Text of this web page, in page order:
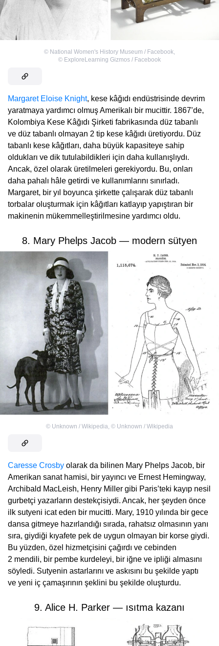
© National Women's History Museum / Facebook
© ExploreLearning Gizmos / Facebook
Margaret Eloise Knight, kese kâğıdı endüstrisinde devrim
yaratmaya yardımcı olmuş Amerikalı bir mucittir. 1867’de,
Kolombiya Kese Kâğıdı Şirketi fabrikasında düz tabanlı
ve düz tabanlı olmayan 2 tip kese kâğıdı üretiyordu. Düz
tabanlı kese kâğıtları, daha büyük kapasiteye sahip
oldukları ve dik tutulabildikleri için daha kullanışlıydı.
Ancak, özel olarak üretilmeleri gerekiyordu. Bu, onları
daha pahalı hâle getirdi ve kullanımlarını sınırladı.
Margaret, bir yıl boyunca şirkette çalışarak düz tabanlı
torbalar oluşturmak için kâğıtları katlayıp yapıştıran bir
makinenin mükemmelleştirilmesine yardımcı oldu.
8. Mary Phelps Jacob — modern sütyen
© Unknown / Wikipedia, © Unknown / Wikipedia
Caresse Crosby olarak da bilinen Mary Phelps Jacob, bir
Amerikan sanat hamisi, bir yayıncı ve Ernest Hemingway,
Archibald MacLeish, Henry Miller gibi Paris’teki kayıp nesil
gurbetçi yazarların destekçisiydi. Ancak, her şeyden önce
ilk sutyeni icat eden bir mucitti. Mary, 1910 yılında bir gece
dansa gitmeye hazırlandığı sırada, rahatsız olmasının yanı
sıra, giydiği kıyafete pek de uygun olmayan bir korse giydi.
Bu yüzden, özel hizmetçisini çağırdı ve cebinden
2 mendili, bir pembe kurdeleyi, bir iğne ve ipliği almasını
söyledi. Sutyenin astarlarını ve askısını bu şekilde yaptı
ve yeni iç çamaşırının şeklini bu şekilde oluşturdu.
9. Alice H. Parker — ısıtma kazanı